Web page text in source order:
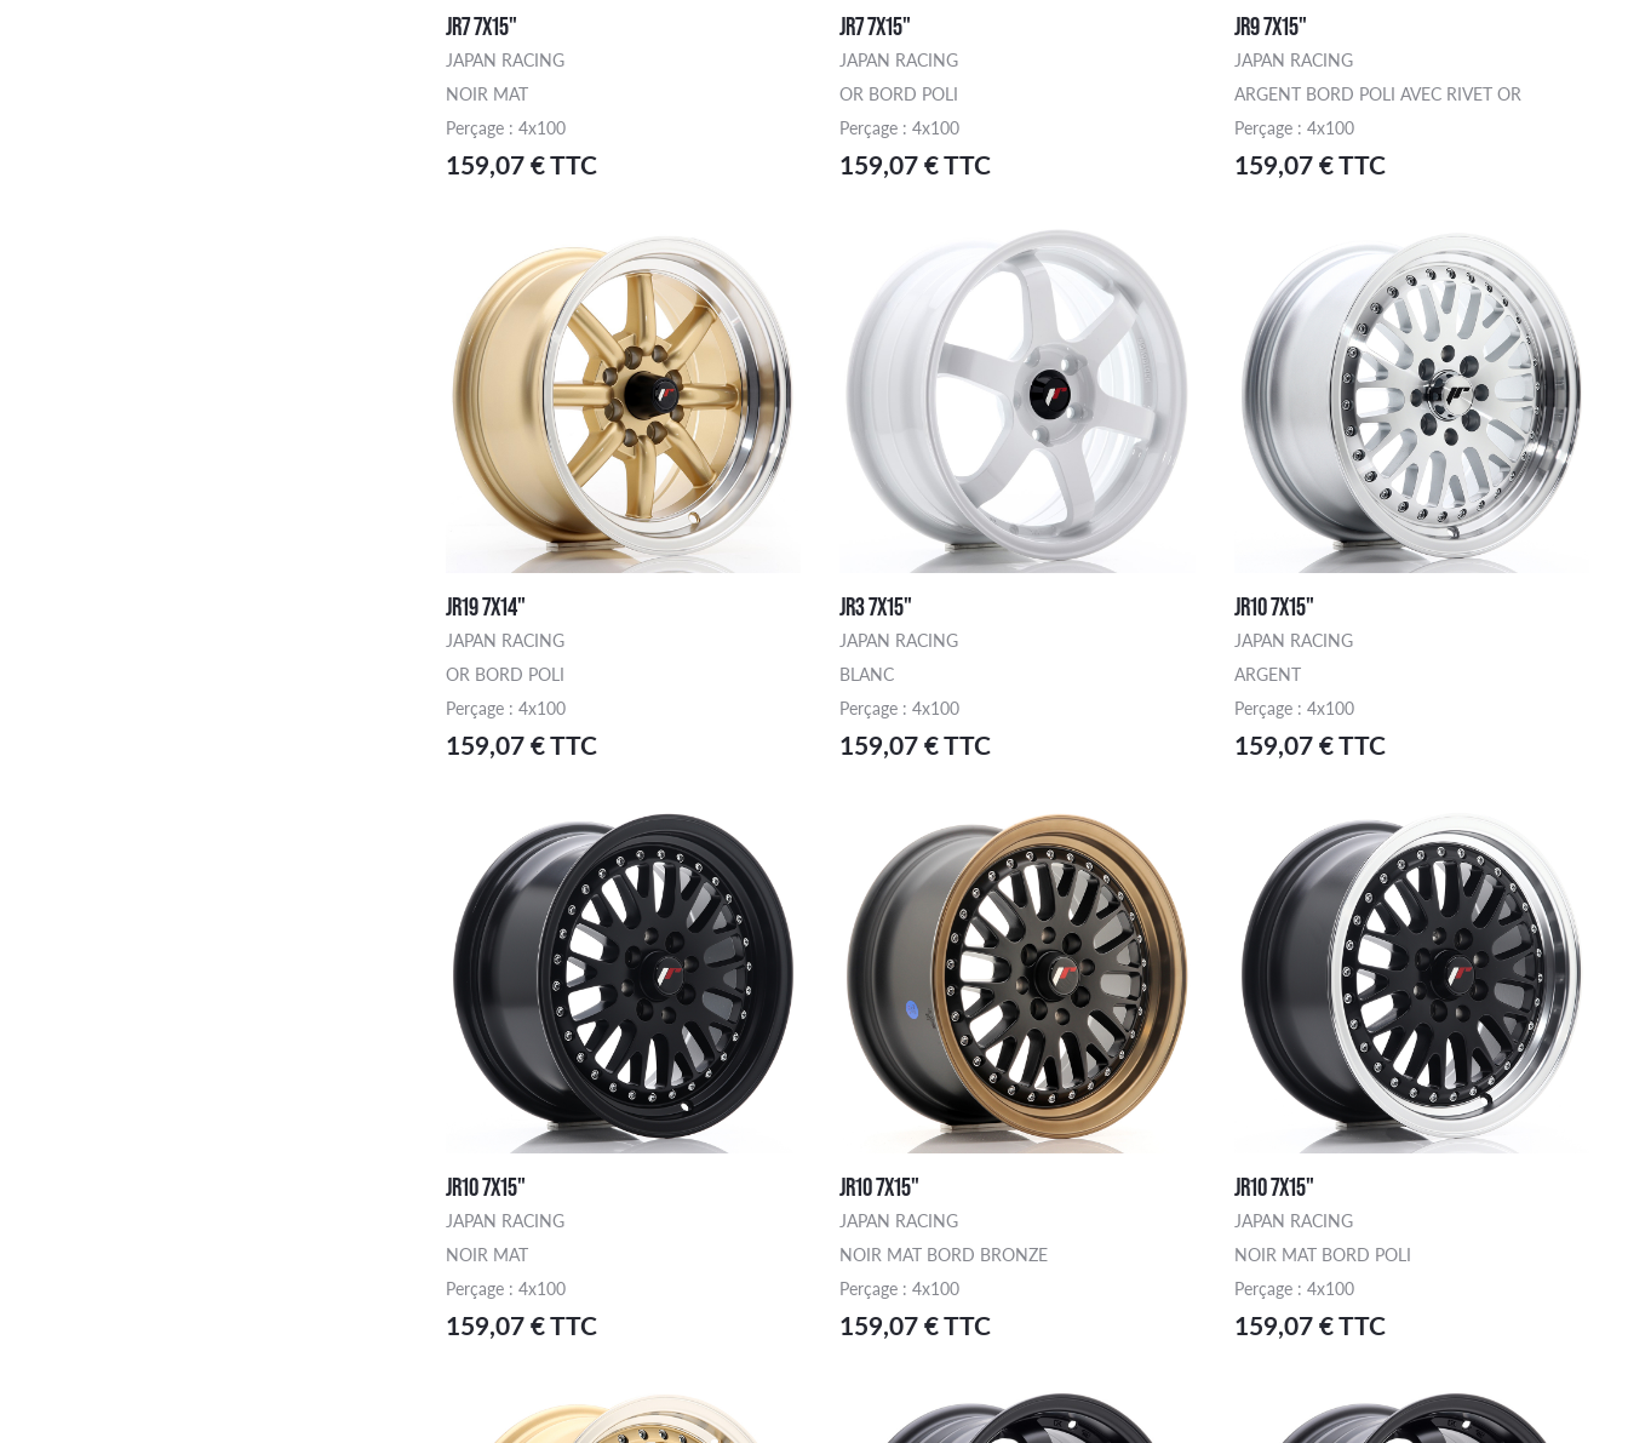
JR7 7X15"
JAPAN RACING
NOIR MAT
Perçage : 4x100
159,07 € TTC
JR7 7X15"
JAPAN RACING
OR BORD POLI
Perçage : 4x100
159,07 € TTC
JR9 7X15"
JAPAN RACING
ARGENT BORD POLI AVEC RIVET OR
Perçage : 4x100
159,07 € TTC
JR19 7X14"
JAPAN RACING
OR BORD POLI
Perçage : 4x100
159,07 € TTC
JR3 7X15"
JAPAN RACING
BLANC
Perçage : 4x100
159,07 € TTC
JR10 7X15"
JAPAN RACING
ARGENT
Perçage : 4x100
159,07 € TTC
JR10 7X15"
JAPAN RACING
NOIR MAT
Perçage : 4x100
159,07 € TTC
JR10 7X15"
JAPAN RACING
NOIR MAT BORD BRONZE
Perçage : 4x100
159,07 € TTC
JR10 7X15"
JAPAN RACING
NOIR MAT BORD POLI
Perçage : 4x100
159,07 € TTC